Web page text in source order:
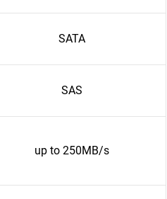
SATA
SAS
up to 250MB/s